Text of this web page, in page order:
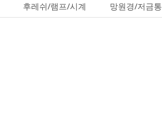
후레쉬/램프/시계 망원경/저금통